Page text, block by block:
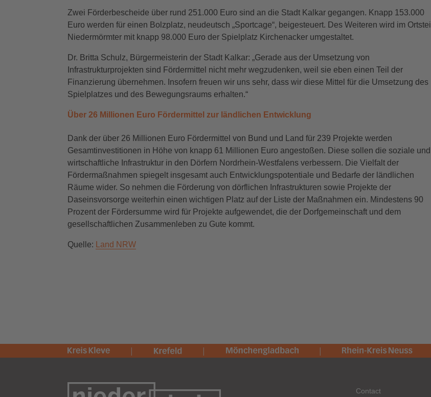
Zwei Förderbescheide über rund 251.000 Euro sind an die Stadt Kalkar gegangen. Knapp 153.000
Euro werden für einen Bolzplatz, neudeutsch „Sportcage“, beigesteuert. Des Weiteren wird im Ortsteil
Niedermörmter mit knapp 98.000 Euro der Spielplatz Kirchenacker umgestaltet.
Dr. Britta Schulz, Bürgermeisterin der Stadt Kalkar: „Gerade aus der Umsetzung von
Infrastrukturprojekten sind Fördermittel nicht mehr wegzudenken, weil sie eben einen Teil der
Finanzierung übernehmen. Insofern freuen wir uns sehr, dass wir diese Mittel für die Umsetzung des
Spielplatzes und des Bewegungsraums erhalten.“
Über 26 Millionen Euro Fördermittel zur ländlichen Entwicklung
Dank der über 26 Millionen Euro Fördermittel von Bund und Land für 239 Projekte werden
Gesamtinvestitionen in Höhe von knapp 61 Millionen Euro angestoßen. Diese sollen die soziale und
wirtschaftliche Infrastruktur in den Dörfern Nordrhein-Westfalens verbessern. Die Vielfalt der
Fördermaßnahmen spiegelt insgesamt auch Entwicklungspotentiale und Bedarfe der ländlichen
Räume wider. So nehmen die Förderung von dörflichen Infrastrukturen sowie Projekte der
Daseinsvorsorge weiterhin einen wichtigen Platz auf der Liste der Maßnahmen ein. Mindestens 90
Prozent der Fördersumme wird für Projekte aufgewendet, die der Dorfgemeinschaft und dem
gesellschaftlichen Zusammenleben zu Gute kommt.
Quelle: Land NRW
Contact